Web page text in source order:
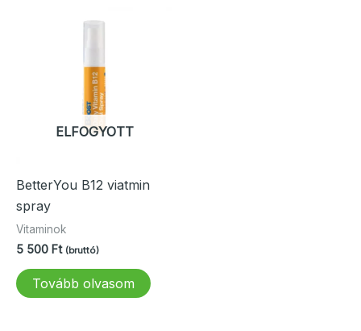
ELFOGYOTT
BetterYou B12 viatmin
spray
Vitaminok
5 500 Ft (bruttó)
Tovább olvasom